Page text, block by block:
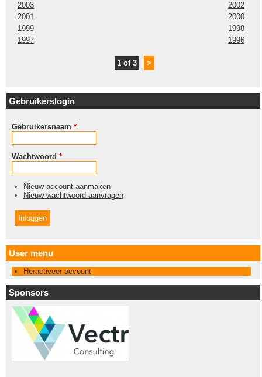
2003
2002
2001
2000
1999
1998
1997
1996
1 of 3 >
Gebruikerslogin
Gebruikersnaam *
Wachtwoord *
Nieuw account aanmaken
Nieuw wachtwoord aanvragen
User menu
Heractiveer account
Sponsors